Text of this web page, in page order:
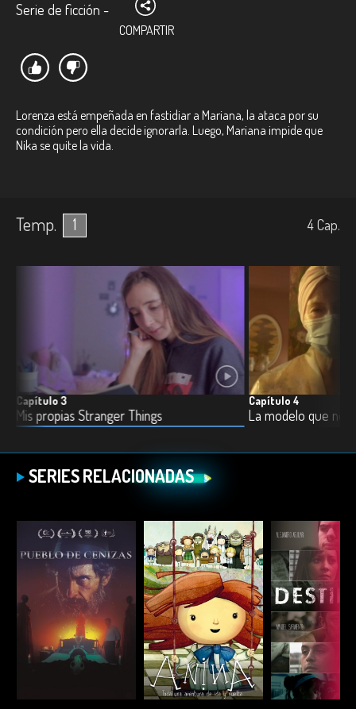
Serie de ficción -
COMPARTIR
Lorenza está empeñada en fastidiar a Mariana, la ataca por su
condición pero ella decide ignorarla. Luego, Mariana impide que
Nika se quite la vida.
Temp. 1 4Cap.
Capítulo 3
Mis propias Stranger Things
Capítulo 4
La modelo que no
SERIES RELACIONADAS
ESCUCHAR